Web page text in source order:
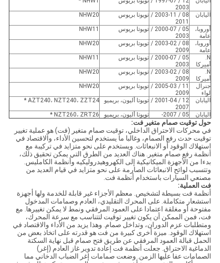
2003
اليابان
08 / 2003-11 /
2011
تويوتا بريوس NHW20
أوروبا،
عامة
05 / 2000-07 /
2003
تويوتا بريوس NHW11
أوروبا،
عامة
08 / 2003-02 /
2009
تويوتا بريوس NHW20
N.
أميركا
05 / 2000-07 /
2003
تويوتا بريوس NHW11
N.
أميركا
08 / 2003-02 /
2009
تويوتا بريوس NHW20
جنرال
لواء
11 / 2005-03 /
2009
تويوتا بريوس NHW20
اليابان
12 / 2001-04 /
2007
تويوتا أليون، بريميو AZT240، NZT240، ZZT24 *
اليابان 05 / 2007- تويوتا أليون، بريميو NZT260، ZRT26 *
حول توقيت صمام متغير فت:
في محركات الاحتراق الداخلي، توقيت صمام متغير (فت) هو عملية تغيير
توقيت حدث رفع الصمام، وغالبا ما يستخدم لتحسين الأداء، والاقتصاد في
استهلاك الوقود أو الانبعاثات. ويستخدم على نحو متزايد في تركيبة مع
أنظمة رفع صمام متغير. هناك العديد من الطرق التي يمكن تحقيق ذلك،
بدءا من الأجهزة الميكانيكية إلى الكهروهيدروليكيه وأنظمة الكامليس.
وتتسبب لوائح الانبعاثات الصارمة على نحو متزايد في قيام العديد من
مصنعي السيارات باستخدام أنظمة فت.
فت العملية:
أنظمة فت بسيطة لتشخيص. معظم الأجزاء غير قابلة للخدمة ولها أجهزة
استشعار متكاملة. على المحرك التقليدي، العادم وصمامات المدخول
مفتوحة أو مغلقة اعتمادا على العمود المرفقي ونمط لا يمكن تغييرها. مع
فت، فمن الممكن أن يكون تغيير توقيت لتتناسب مع سرعة المحرك،
ومتطلبات عزم الدوران، وتداخل صمام. وهذا يزيد من الأداء والاقتصاد في
استهلاك الوقود. ميزة أخرى كبيرة من فت هو قدرته على اتخاذ بعض من
الحمل قبالة العمود المرفقي عن طريق فتح صمام قبل نهاية السكتة
الدماغية الاحتراق. جعلت أنظمة فت إعادة تدوير غاز العادم (إغر)
الصمامات عفا عليها الزمن. وضعت صمامات إغر الضباب الدخاني مما